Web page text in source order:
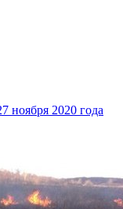
ноября 2020 года